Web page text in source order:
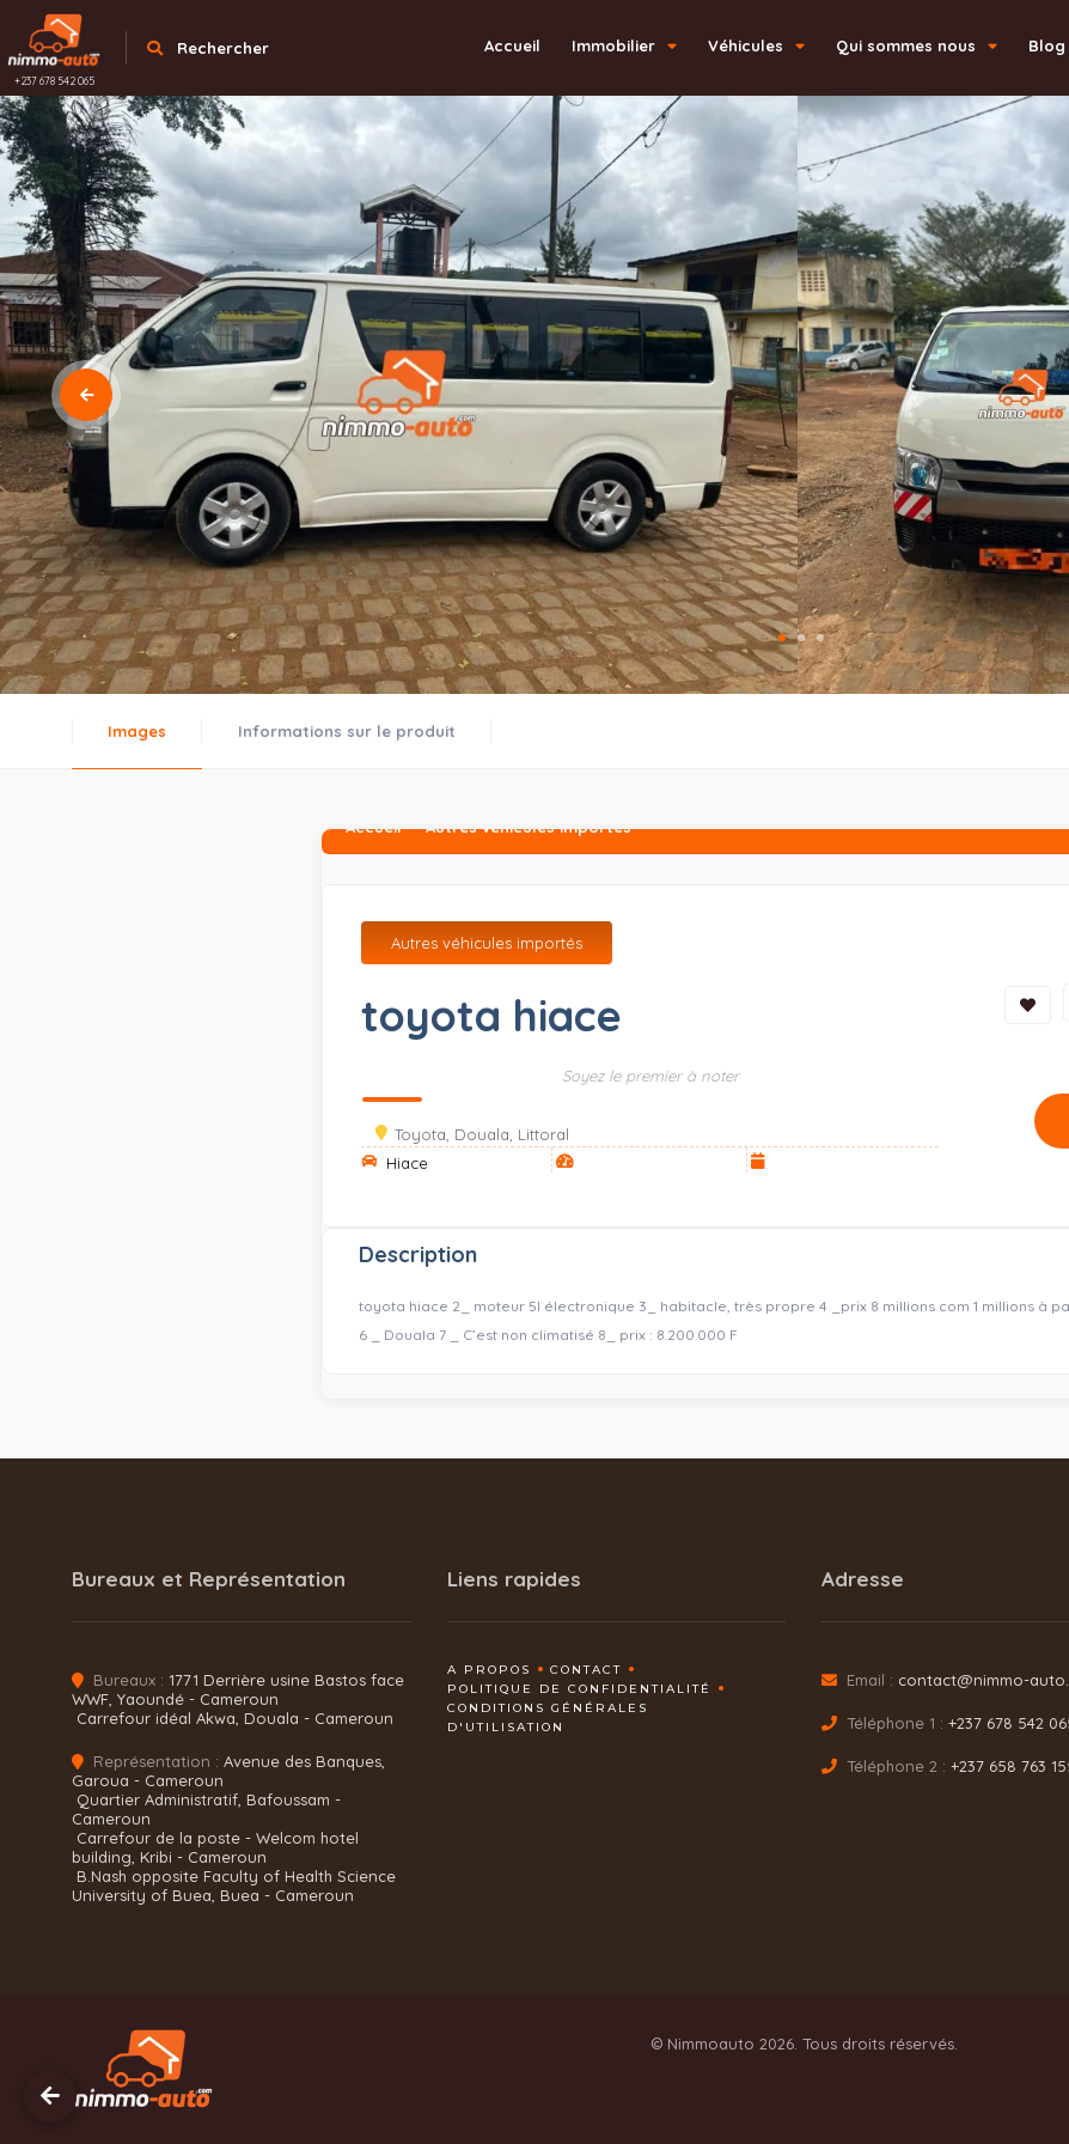
+237 678 542 065
Rechercher Accueil Immobilier Véhicules Qui sommes nous Blog
Images Informations sur le produit
Accueil Autres véhicules importés
Autres véhicules importés
toyota hiace
Soyez le premier à noter
Toyota, Douala, Littoral
Hiace
Description
toyota hiace 2_ moteur 5l électronique 3_ habitacle, très propre 4 _prix 8 millions com 1 millions à
6 _ Douala 7 _ C’est non climatisé 8_ prix : 8.200.000 F
Bureaux et Représentation
Bureaux : 1771 Derrière usine Bastos face
WWF, Yaoundé - Cameroun
Carrefour idéal Akwa, Douala - Cameroun
Représentation : Avenue des Banques,
Garoua - Cameroun
Quartier Administratif, Bafoussam -
Cameroun
Carrefour de la poste - Welcom hotel
building, Kribi - Cameroun
B.Nash opposite Faculty of Health Science
University of Buea, Buea - Cameroun
Liens rapides
A PROPOS
CONTACT
POLITIQUE DE CONFIDENTIALITÉ
CONDITIONS GÉNÉRALES
D'UTILISATION
Adresse
Email : contact@nimmo-
Téléphone 1 : +237 678 542
Téléphone 2 : +237 658 763
© Nimmoauto 2026. Tous droits réservés.